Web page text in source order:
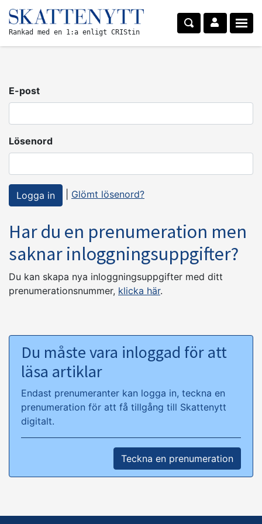
Rankad med en 1:a enligt CRIStin
E-post
Lösenord
Glömt lösenord?
Har du en prenumeration men
saknar inloggningsuppgifter?
Du kan skapa nya inloggningsuppgifter med ditt
prenumerationsnummer, klicka här.
Du måste vara inloggad för att
läsa artiklar
Endast prenumeranter kan logga in, teckna en
prenumeration för att få tillgång till Skattenytt
digitalt.
Teckna en prenumeration